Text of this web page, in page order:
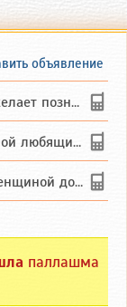
объявление
без вредных ...
чувашском языке
национальности дл...
паллашма